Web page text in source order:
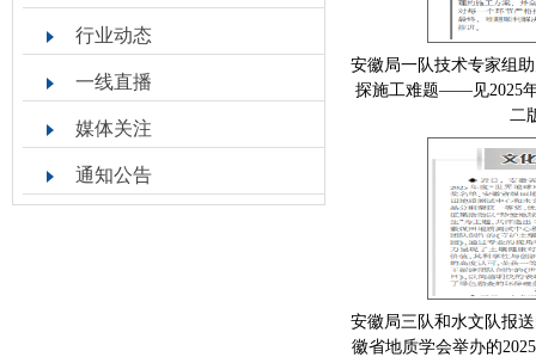
行业动态
一线直播
媒体关注
通知公告
安徽局一队技术专家组
探施工难题——见2025
二
安徽局三队和水文队报
徽省地质学会举办的